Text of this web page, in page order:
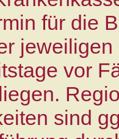
für die
vor
sind